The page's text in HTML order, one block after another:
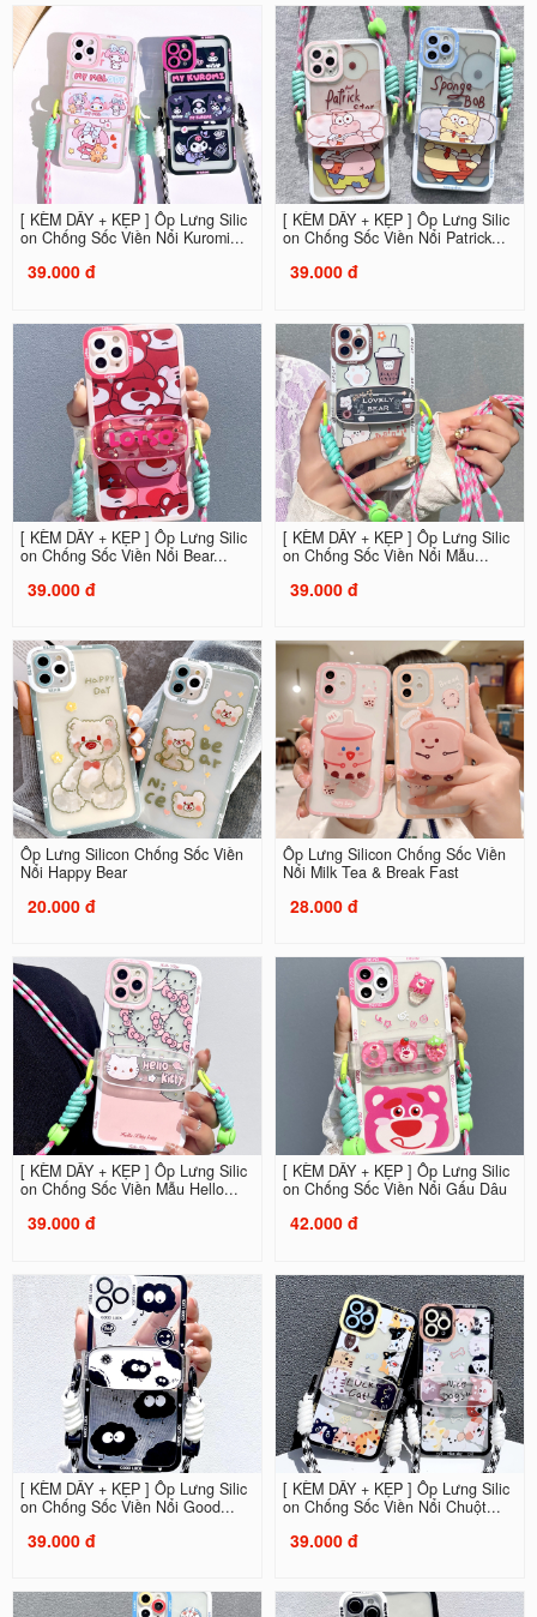
[ KÈM DÂY + KẸP ] Ốp Lưng Silic
on Chống Sốc Viền Nổi Kuromi...
39.000 đ
[ KÈM DÂY + KẸP ] Ốp Lưng Silic
on Chống Sốc Viền Nổi Patrick...
39.000 đ
[ KÈM DÂY + KẸP ] Ốp Lưng Silic
on Chống Sốc Viền Nổi Bear...
39.000 đ
[ KÈM DÂY + KẸP ] Ốp Lưng Silic
on Chống Sốc Viền Nổi Mẫu...
39.000 đ
Ốp Lưng Silicon Chống Sốc Viền
Nổi Happy Bear
20.000 đ
Ốp Lưng Silicon Chống Sốc Viền
Nổi Milk Tea & Break Fast
28.000 đ
[ KÈM DÂY + KẸP ] Ốp Lưng Silic
on Chống Sốc Viền Mẫu Hello...
39.000 đ
[ KÈM DÂY + KẸP ] Ốp Lưng Silic
on Chống Sốc Viền Nổi Gấu Dâu
42.000 đ
[ KÈM DÂY + KẸP ] Ốp Lưng Silic
on Chống Sốc Viền Nổi Good...
39.000 đ
[ KÈM DÂY + KẸP ] Ốp Lưng Silic
on Chống Sốc Viền Nổi Chuột...
39.000 đ